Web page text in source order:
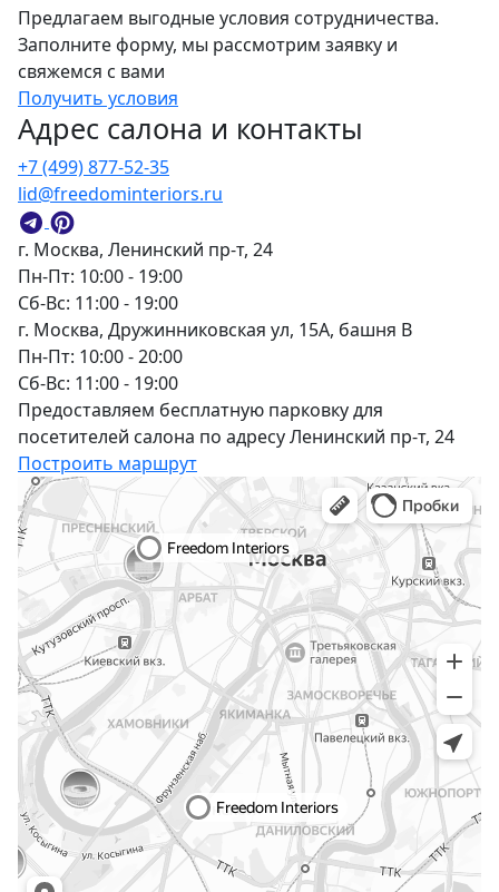
Предлагаем выгодные условия сотрудничества.
Заполните форму, мы рассмотрим заявку и
свяжемся с вами
Получить условия
Адрес салона и контакты
г. Москва, Ленинский пр-т, 24
Пн-Пт: 10:00 - 19:00
Сб-Вс: 11:00 - 19:00
г. Москва, Дружинниковская ул, 15А, башня В
Пн-Пт: 10:00 - 20:00
Сб-Вс: 11:00 - 19:00
Предоставляем бесплатную парковку для
посетителей салона по адресу Ленинский пр-т, 24
Построить маршрут
+7 (499) 877-52-35
lid@freedominteriors.ru